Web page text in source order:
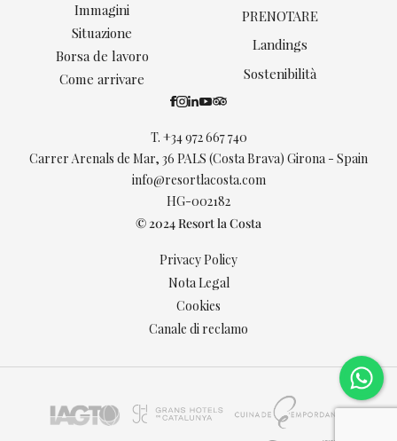
T. +34 972 667 740
Carrer Arenals de Mar, 36 PALS (Costa Brava) Girona - Spain
info@resortlacosta.com
HG-002182
Immagini
Situazione
Borsa de lavoro
Come arrivare
PRENOTARE
Landings
Sostenibilità
© 2024 Resort la Costa
Privacy Policy
Nota Legal
Cookies
Canale di reclamo